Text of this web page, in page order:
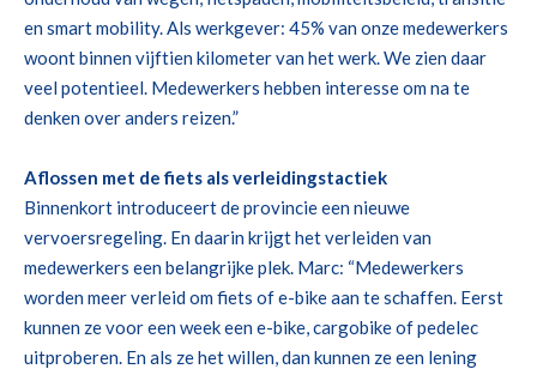
en smartmobility.Als werkgever: 45% van onze medewerkers
woont binnen vijftien kilometer van het werk. We zien daar
veel potentieel. Medewerkers hebben interesse om na te
denken over anders reizen.”
Aflossen met de fiets als verleidingstactiek
Binnenkort introduceert de provincie een nieuwe
vervoersregeling. En daarin krijgt het verleiden van
medewerkers een belangrijke plek. Marc: “Medewerkers
worden meer verleid om fiets of e-bike aan te schaffen. Eerst
kunnen ze voor een week een e-bike, cargobikeofpedelec
uitproberen. En als ze het willen, dan kunnen ze een lening